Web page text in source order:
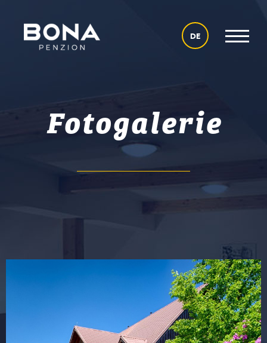
DE
Fotogalerie